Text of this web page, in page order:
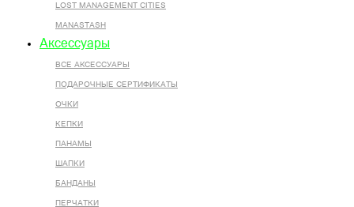
LOST MANAGEMENT CITIES
MANASTASH
Аксессуары
ВСЕ AКСЕССУАРЫ
ПОДАРОЧНЫЕ СЕРТИФИКАТЫ
ОЧКИ
КЕПКИ
ПАНАМЫ
ШАПКИ
БАНДАНЫ
ПЕРЧАТКИ